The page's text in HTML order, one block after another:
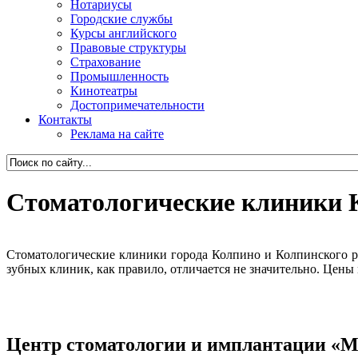
Нотариусы
Городские службы
Курсы английского
Правовые структуры
Страхование
Промышленность
Кинотеатры
Достопримечательности
Контакты
Реклама на сайте
Стоматологические клиники
Стоматологические клиники города Колпино и Колпинского
зубных клиник, как правило, отличается не значительно.
Центр стоматологии и имплантации